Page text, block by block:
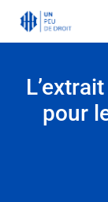
pour